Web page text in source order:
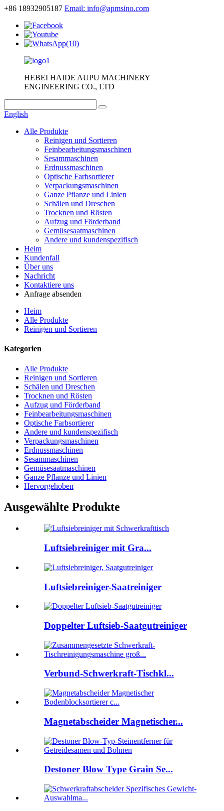
+86 18932905187 Email: info@apmsino.com
HEBEI HAIDE AUPU MACHINERY
ENGINEERING CO., LTD
English
Alle Produkte
Reinigen und Sortieren
Feinbearbeitungsmaschinen
Sesammaschinen
Erdnussmaschinen
Optische Farbsortierer
Verpackungsmaschinen
Ganze Pflanze und Linien
Schälen und Dreschen
Trocknen und Rösten
Aufzug und Förderband
Gemüsesaatmaschinen
Andere und kundenspezifisch
Heim
Kundenfall
Über uns
Nachricht
Kontaktiere uns
Anfrage absenden
Heim
Alle Produkte
Reinigen und Sortieren
Kategorien
Alle Produkte
Reinigen und Sortieren
Schälen und Dreschen
Trocknen und Rösten
Aufzug und Förderband
Feinbearbeitungsmaschinen
Optische Farbsortierer
Andere und kundenspezifisch
Verpackungsmaschinen
Erdnussmaschinen
Sesammaschinen
Gemüsesaatmaschinen
Ganze Pflanze und Linien
Hervorgehoben
Ausgewählte Produkte
Luftsiebreiniger mit Gra...
Luftsiebreiniger-Saatreiniger
Doppelter Luftsieb-Saatgutreiniger
Verbund-Schwerkraft-Tischkl...
Magnetabscheider Magnetischer...
Destoner Blow Type Grain Se...